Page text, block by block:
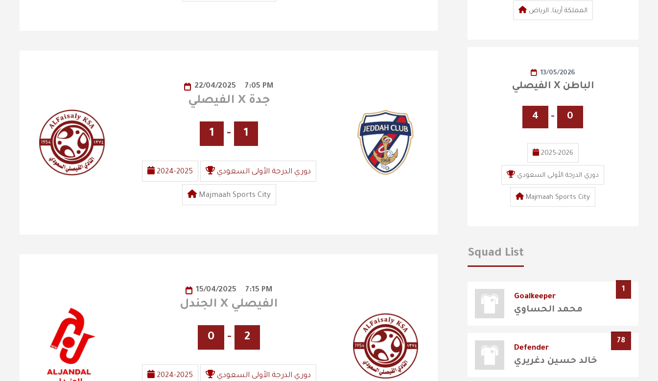
22/04/2025 7:05 PM
الفيصلي X جدة
1 - 1
2024-2025 دوري الدرجة الأولى السعودي
Majmaah Sports City
15/04/2025 7:15 PM
الجندل X الفيصلي
0 - 2
2024-2025 دوري الدرجة الأولى السعودي
المملكة أرينا, الرياض
13/05/2026
الفيصلي X الباطن
4 - 0
2025-2026
دوري الدرجة الأولى السعودي
Majmaah Sports City
Squad List
1
Goalkeeper
محمد الحساوي
78
Defender
خالد حسين دغريري